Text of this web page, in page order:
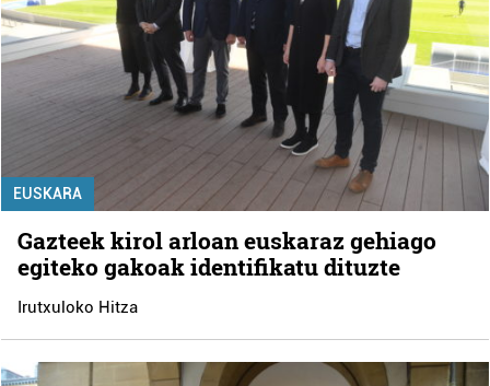
EUSKARA
Gazteek kirol arloan euskaraz gehiago
egiteko gakoak identifikatu dituzte
Irutxuloko Hitza